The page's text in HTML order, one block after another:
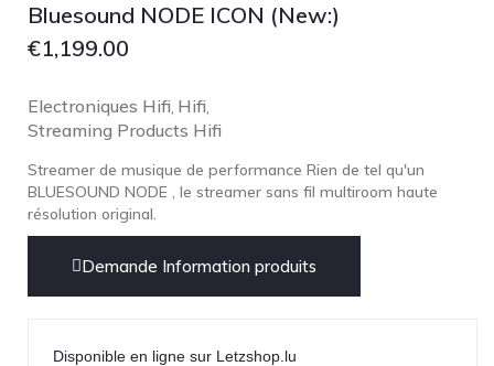
Bluesound NODE ICON (New:)
€1,199.00
Electroniques Hifi Hifi
Streaming Products Hifi
Streamer de musique de performance Rien de tel qu'un
BLUESOUND NODE , le streamer sans fil multiroom haute
résolution original.
Demande Information produits
Disponible en ligne sur Letzshop.lu